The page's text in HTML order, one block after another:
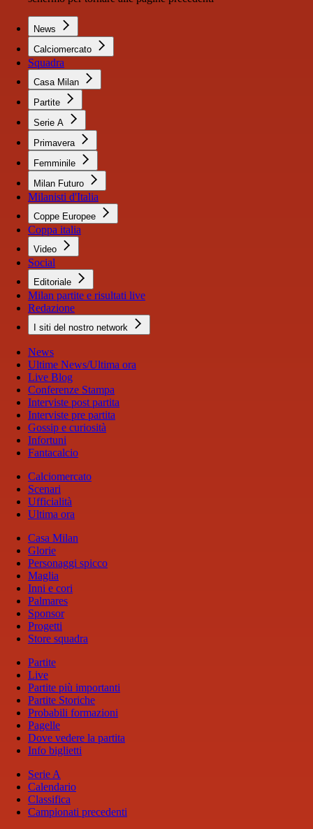
News
Calciomercato
Squadra
Casa Milan
Partite
Serie A
Primavera
Femminile
Milan Futuro
Milanisti d'Italia
Coppe Europee
Coppa italia
Video
Social
Editoriale
Milan partite e risultati live
Redazione
I siti del nostro network
News
Ultime News/Ultima ora
Live Blog
Conferenze Stampa
Interviste post partita
Interviste pre partita
Gossip e curiosità
Infortuni
Fantacalcio
Calciomercato
Scenari
Ufficialità
Ultima ora
Casa Milan
Glorie
Personaggi spicco
Maglia
Inni e cori
Palmares
Sponsor
Progetti
Store squadra
Partite
Live
Partite più importanti
Partite Storiche
Probabili formazioni
Pagelle
Dove vedere la partita
Info biglietti
Serie A
Calendario
Classifica
Campionati precedenti